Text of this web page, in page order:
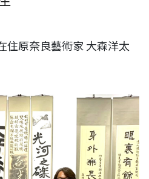
住原奈良藝術家 大森洋太
畫廊管理者齋藤廣樹先生